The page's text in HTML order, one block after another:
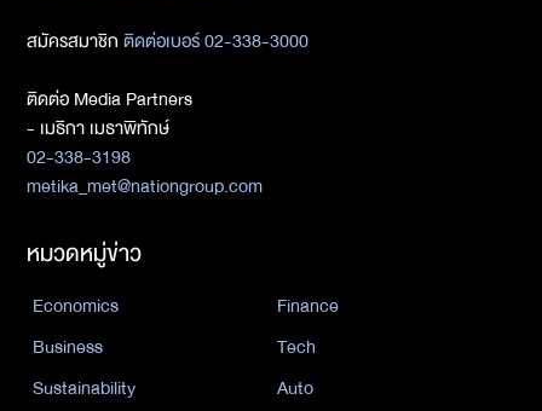
สมัครสมาชิกติดต่อเบอร์ 02-338-3000
ติดต่อ Media Partners
- เมธิกา เมธาพิทักษ์
02-338-3198
metika_met@nationgroup.com
หมวดหมู่ข่าว
Economics
Finance
Business
Tech
Sustainability
Auto